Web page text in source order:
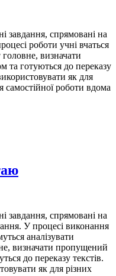
завдання, спрямовані на
роботи учні вчаться
головне, визначати
та готуються до переказу
як для
самостійної роботи вдома
завдання, спрямовані на
У процесі виконання
аналізувати
визначати пропущений
до переказу текстів.
як для різних